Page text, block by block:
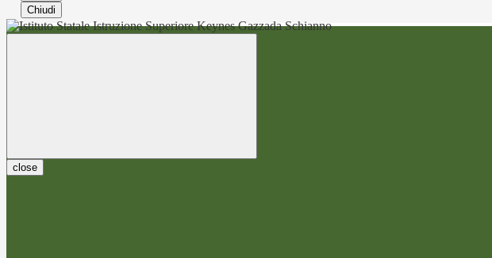
Chiudi
close